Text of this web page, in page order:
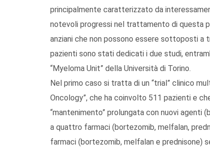
principalmente caratterizzato da
notevoli progressi nel trattamento di questa
anziani che non possono essere sottoposti a
pazienti sono stati dedicati i due studi,
“Myeloma Unit” della Università di Torino.
Nel primo caso si tratta di un “trial” clinico
Oncology”, che ha coinvolto 511 pazienti e
“mantenimento” prolungata con nuovi
a quattro farmaci (bortezomib, melfalan,
farmaci (bortezomib, melfalan e prednisone)